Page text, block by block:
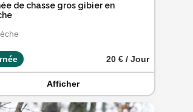
de chasse gros gibier en
20 € / Jour
Afficher